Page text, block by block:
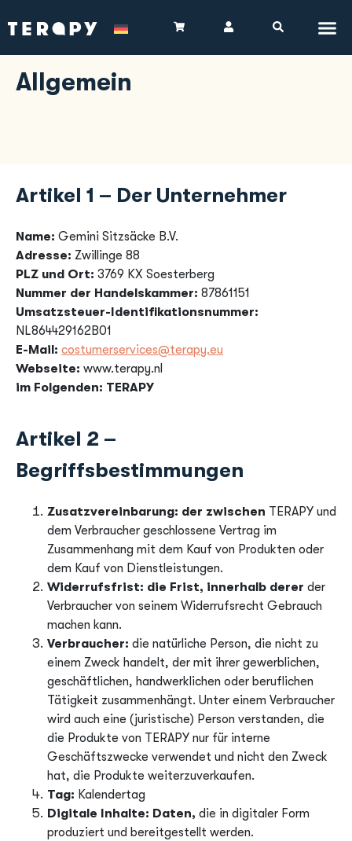
Allgemein
Artikel 1 – Der Unternehmer
Name: Gemini Sitzsäcke B.V.
Adresse: Zwillinge 88
PLZ und Ort: 3769 KX Soesterberg
Nummer der Handelskammer: 87861151
Umsatzsteuer-Identifikationsnummer:
NL864429162B01
E-Mail: costumerservices@terapy.eu
Webseite: www.terapy.nl
im Folgenden: TERAPY
Artikel 2 –
Begriffsbestimmungen
Zusatzvereinbarung: der zwischen TERAPY und
dem Verbraucher geschlossene Vertrag im
Zusammenhang mit dem Kauf von Produkten oder
dem Kauf von Dienstleistungen.
Widerrufsfrist: die Frist, innerhalb derer der
Verbraucher von seinem Widerrufsrecht Gebrauch
machen kann.
Verbraucher: die natürliche Person, die nicht zu
einem Zweck handelt, der mit ihrer gewerblichen,
geschäftlichen, handwerklichen oder beruflichen
Tätigkeit zusammenhängt. Unter einem Verbraucher
wird auch eine (juristische) Person verstanden, die
die Produkte von TERAPY nur für interne
Geschäftszwecke verwendet und nicht den Zweck
hat, die Produkte weiterzuverkaufen.
Tag: Kalendertag
Digitale Inhalte: Daten, die in digitaler Form
produziert und bereitgestellt werden.